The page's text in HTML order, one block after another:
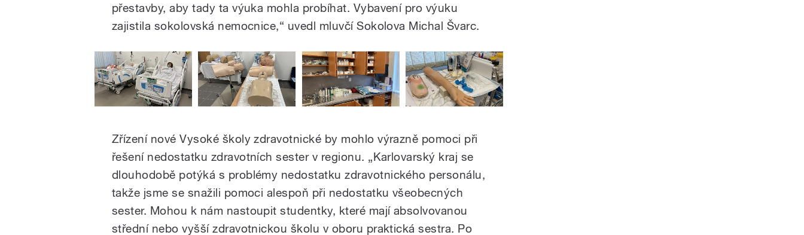
přestavby, aby tady ta výuka mohla probíhat. Vybavení pro výuku
zajistila sokolovská nemocnice,“ uvedl mluvčí Sokolova Michal Švarc.
Zřízení nové Vysoké školy zdravotnické by mohlo výrazně pomoci při
řešení nedostatku zdravotních sester v regionu. „Karlovarský kraj se
dlouhodobě potýká s problémy nedostatku zdravotnického personálu,
takže jsme se snažili pomoci alespoň při nedostatku všeobecných
sester. Mohou k nám nastoupit studentky, které mají absolvovanou
střední nebo vyšší zdravotnickou školu v oboru praktická sestra. Po